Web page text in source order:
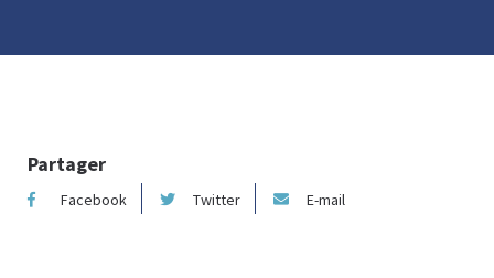
Partager
Facebook Twitter E-mail